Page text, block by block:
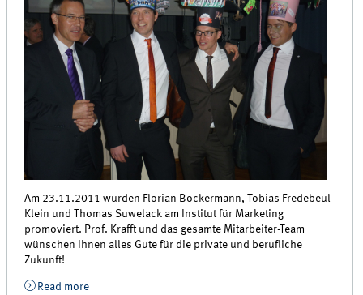
Am 23.11.2011 wurden Florian Böckermann, Tobias Fredebeul-
Klein und Thomas Suwelack am Institut für Marketing
promoviert. Prof. Krafft und das gesamte Mitarbeiter-Team
wünschen Ihnen alles Gute für die private und berufliche
Zukunft!
Read moreabout Glückwünsche an Florian Böckermann, Tobias